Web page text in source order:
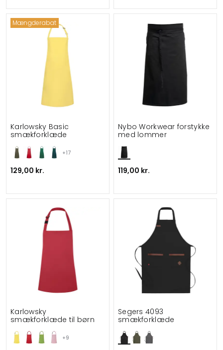
Mængderabat
+17
Karlowsky Basic
smækforklæde
129,00 kr.
Nybo Workwear forstykke
med lommer
119,00 kr.
+9
Karlowsky
smækforklæde til børn
Segers 4093
smækforklæde